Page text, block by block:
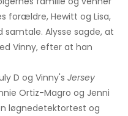
forældre, Hewitt og Lisa,
Alysse sagde, at
Vinny, efter at han
D og Vinny's Jersey
Ortiz-Magro og Jenni
løgnedetektortest og